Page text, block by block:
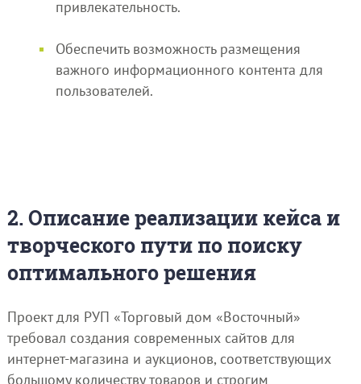
привлекательность.
Обеспечить возможность размещения
важного информационного контента для
пользователей.
2. Описание реализации кейса и
творческого пути по поиску
оптимального решения
Проект для РУП «Торговый дом «Восточный»
требовал создания современных сайтов для
интернет-магазина и аукционов, соответствующих
большому количеству товаров и строгим